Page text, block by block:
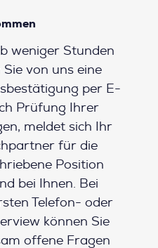
weniger Stunden
von uns eine
per E-
Prüfung Ihrer
meldet sich Ihr
für die
Position
bei Ihnen. Bei
Telefon- oder
können Sie
offene Fragen